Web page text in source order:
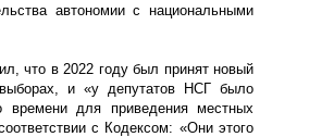
автономии с национальными
что в 2022 году был принят новый
и «у депутатов НСГ было
времени для приведения местных
с Кодексом: «Они этого